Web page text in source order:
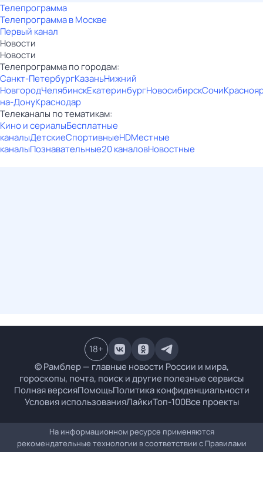
Телепрограмма
Телепрограмма в Москве
Первый канал
Новости
Новости
Телепрограмма по городам:
Санкт-ПетербургКазаньНижний
НовгородЧелябинскЕкатеринбургНовосибирскСочи
на-ДонуКраснодар
Телеканалы по тематикам:
Кино и сериалыБесплатные
каналыДетскиеСпортивныеHDМестные
каналыПознавательные20 каналовНовостные
© Рамблер — главные новости России и мира,
гороскопы, почта, поиск и другие полезные сервисы
Полная версияПомощьПолитика конфиденциальности
Условия использованияЛайкиТоп-100Все проекты
18+
На информационном ресурсе применяются
рекомендательные технологии в соответствии с Правилами